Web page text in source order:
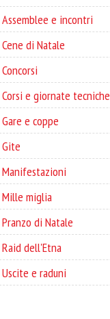
Assemblee e incontri
Cene di Natale
Concorsi
Corsi e giornate tecniche
Gare e coppe
Gite
Manifestazioni
Mille miglia
Pranzo di Natale
Raid dell'Etna
Uscite e raduni